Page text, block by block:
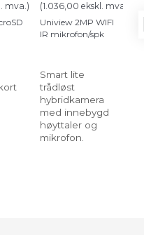
mva.)
(1.036,00 ekskl. mva.
Uniview 2MP WIFI
IR mikrofon/spk
Smart lite
trådløst
hybridkamera
med innebygd
høyttaler og
mikrofon.